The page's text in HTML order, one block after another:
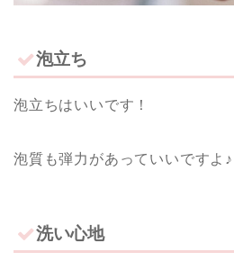
泡立ち
泡立ちはいいです！
泡質も弾力があっていいですよ♪
洗い心地